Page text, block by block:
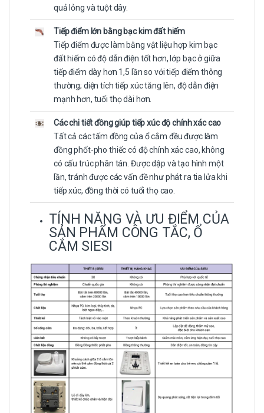
quả lỏng và tuột dây.
Tiếp điểm lớn bằng bạc kim đất hiếm
Tiếp điểm được làm bằng vật liệu hợp kim bạc
đất hiếm có độ dẫn điện tốt hơn, lớp bạc ở giữa
tiếp điểm dày hơn 1,5 lần so với tiếp điểm thông
thường; diện tích tiếp xúc tăng lên, độ dẫn điện
mạnh hơn, tuổi thọ dài hơn.
Các chi tiết đồng giúp tiếp xúc độ chính xác cao
Tất cả các tấm đồng của ổ cắm đều được làm
đồng phốt-pho thiếc có độ chính xác cao, không
có cấu trúc phân tán. Được dập và tạo hình một
lần, tránh được các vấn đề như phát ra tia lửa khi
tiếp xúc, đồng thời có tuổi thọ cao.
TÍNH NĂNG VÀ ƯU ĐIỂM CỦA
SẢN PHẨM CÔNG TẮC, Ổ
CẮM SIESI